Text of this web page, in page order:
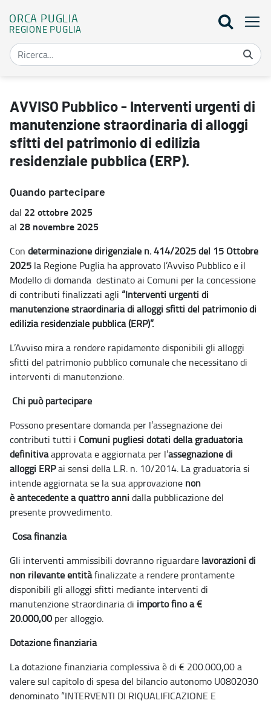
ORCA PUGLIA
REGIONE PUGLIA
AVVISO Pubblico - Interventi urgenti di
manutenzione straordinaria di alloggi
sfitti del patrimonio di edilizia
residenziale pubblica (ERP).
Quando partecipare
dal 22 ottobre 2025
al 28 novembre 2025
Con determinazione dirigenziale n.414/2025 del 15 Ottobre
2025 la Regione Puglia ha approvato l’Avviso Pubblico e il
Modello di domanda destinato ai Comuni per la concessione
di contributi finalizzati agli “Interventi urgenti di
manutenzione straordinaria di alloggi sfitti del patrimonio di
edilizia residenziale pubblica (ERP)”.
L’Avviso mira a rendere rapidamente disponibili gli alloggi
sfitti del patrimonio pubblicocomunale che necessitano di
interventi di manutenzione.
Chi può partecipare
Possono presentare domanda per l’assegnazione dei
contributi tutti i Comuni pugliesi dotati della graduatoria
definitivaapprovata e aggiornata per l’assegnazione di
alloggi ERPai sensi della L.R. n. 10/2014. La graduatoria si
intende aggiornata se la sua approvazione non
èantecedente a quattro anni dalla pubblicazione del
presente provvedimento.
Cosa finanzia
Gli interventi ammissibili dovranno riguardare lavorazioni di
non rilevante entitàfinalizzate a rendere prontamente
disponibili gli alloggi sfitti mediante interventi di
manutenzionestraordinaria di importo fino a €
20.000,00 per alloggio.
Dotazione finanziaria
La dotazione finanziaria complessiva è di € 200.000,00 a
valere sul capitolo di spesa del bilancio autonomo U0802030
denominato “INTERVENTI DI RIQUALIFICAZIONE E